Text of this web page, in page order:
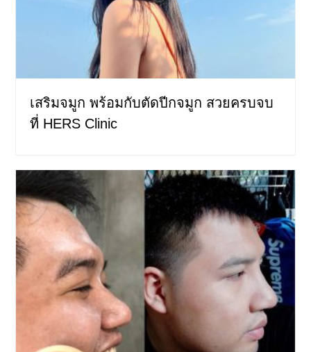
เสริมจมูก พร้อมกับตัดปีกจมูก สวยครบจบ
ที่ HERS Clinic